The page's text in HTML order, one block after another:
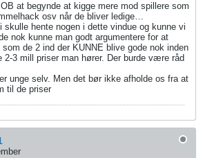
at begynde at kigge mere mod spillere som
osv når de bliver ledige…
skulle hente nogen i dette vindue og kunne vi
nok kunne man godt argumentere for at
som de 2 ind der KUNNE blive gode nok inden
2-3 mill priser man hører. Der burde være råd
unge selv. Men det bør ikke afholde os fra at
til de priser